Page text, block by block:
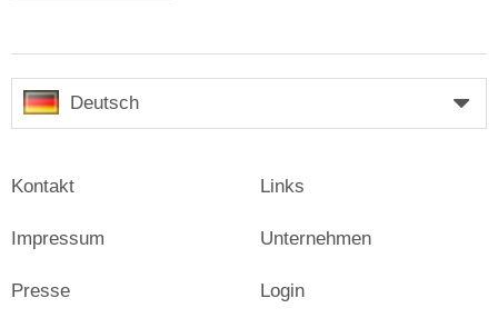
Deutsch
Kontakt
Impressum
Presse
Links
Unternehmen
Login